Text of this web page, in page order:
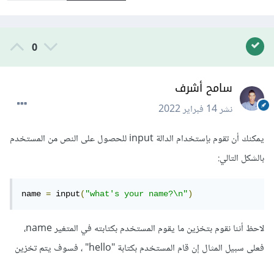
0
سامح أشرف
نشر14 فبراير 2022
يمكنك أن تقوم بإستخدام الدالة input للحصول على النص من المستخدم
بالشكل التالي:
name = input("what's your name?\n")
لاحظ أننا نقوم بتخزين ما يقوم المستخدم بكتابته في المتغير name،
فعلى سبيل المثال إن قام المستخدم بكتابة "hello" ، فسوف يتم تخزين